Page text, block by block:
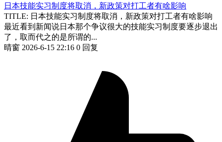
日本技能实习制度将取消，新政策对打工者有啥影响
TITLE: 日本技能实习制度将取消，新政策对打工者有啥影响
最近看到新闻说日本那个争议很大的技能实习制度要逐步退出
了，取而代之的是所谓的...
晴窗 2026-6-15 22:16 0 回复